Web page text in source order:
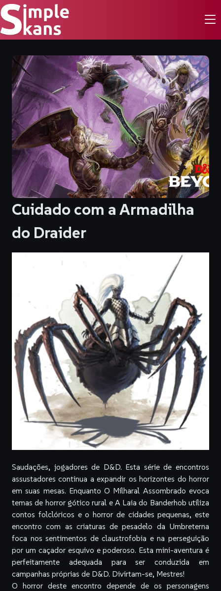
Cuidado com a Armadilha
do Draider
Saudações, jogadores de D&D. Esta série de encontros
assustadores continua a expandir os horizontes do horror
em suas mesas. EnquantoO Milharal Assombrado evoca
temas de horror gótico rural e A Laia do Banderhob utiliza
contos folclóricos e o horror de cidades pequenas, este
encontro com as criaturas de pesadelo da Umbreterna
foca nos sentimentos de claustrofobia e na perseguição
por um caçador esquivo e poderoso. Esta mini-aventura é
perfeitamente adequada para ser conduzida em
campanhas próprias de D&D. Divirtam-se, Mestres!
O horror deste encontro depende de os personagens